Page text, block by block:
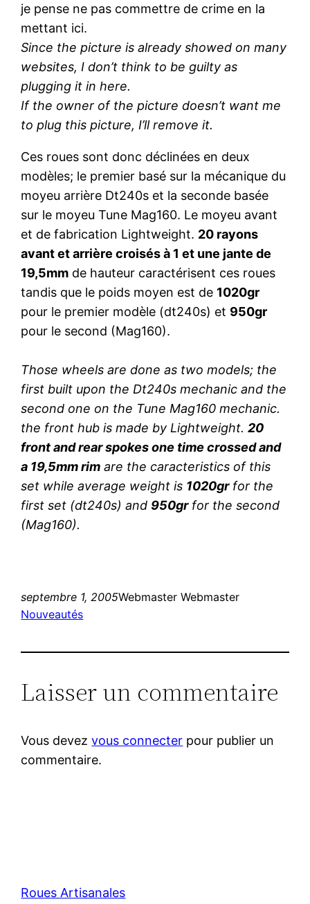
je pense ne pas commettre de crime en la
mettant ici.
Since the picture is already showed on many
websites, I don’t think to be guilty as
plugging it in here.
If the owner of the picture doesn’t want me
to plug this picture, I’ll remove it.
Ces roues sont donc déclinées en deux
modèles; le premier basé sur la mécanique du
moyeu arrière Dt240s et la seconde basée
sur le moyeu Tune Mag160. Le moyeu avant
et de fabrication Lightweight. 20 rayons
avant et arrière croisés à 1 et une jante de
19,5mm de hauteur caractérisent ces roues
tandis que le poids moyen est de 1020gr
pour le premier modèle (dt240s) et 950gr
pour le second (Mag160).
Those wheels are done as two models; the
first built upon the Dt240s mechanic and the
second one on the Tune Mag160 mechanic.
the front hub is made by Lightweight.20
front and rear spokes one time crossed and
a 19,5mm rim are the caracteristics of this
set while average weight is 1020grfor the
first set (dt240s) and 950grfor the second
(Mag160).
septembre 1, 2005Webmaster Webmaster
Nouveautés
Laisser un commentaire
Vous devezvous connecter pour publier un
commentaire.
Roues Artisanales